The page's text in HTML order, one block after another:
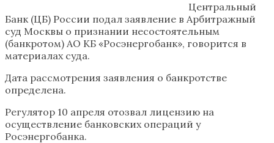
Центральный
Банк (ЦБ) России подал заявление в Арбитражный
суд Москвы о признании несостоятельным
(банкротом) АО КБ «Росэнергобанк», говорится в
материалах суда.
Дата рассмотрения заявления о банкротстве
определена.
Регулятор 10 апреля отозвал лицензию на
осуществление банковских операций у
Росэнергобанка.